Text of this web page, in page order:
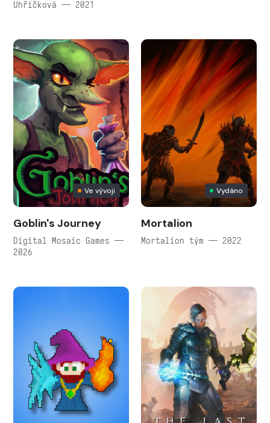
Uhříčková — 2021
Ve vývoji
Goblin's Journey
Digital Mosaic Games —
2026
Vydáno
Mortalion
Mortalion tým — 2022